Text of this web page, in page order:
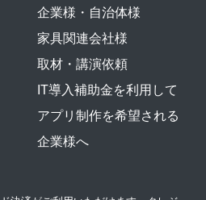
企業様・自治体様
家具関連会社様
取材・講演依頼
IT導入補助金を利用して
アプリ制作を希望される
企業様へ